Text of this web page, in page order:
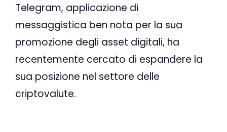
Telegram, applicazione di
messaggistica ben nota per la sua
promozione degli asset digitali, ha
recentemente cercato di espandere la
sua posizione nel settore delle
criptovalute.